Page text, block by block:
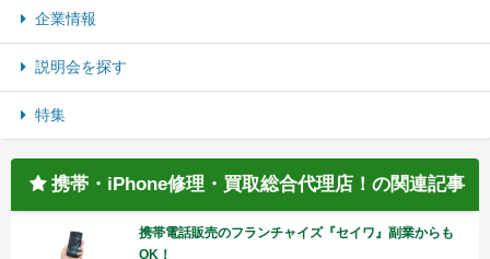
企業情報
説明会を探す
特集
携帯・iPhone修理・買取総合代理店！の関連記事
携帯電話販売のフランチャイズ『セイワ』副業からも
OK！